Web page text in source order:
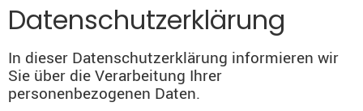
Datenschutzerklärung
In dieser Datenschutzerklärung informieren wir
Sie über die Verarbeitung Ihrer
personenbezogenen Daten.